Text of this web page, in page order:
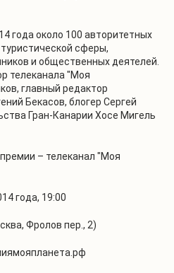
года около 100 авторитетных
сферы,
и общественных деятелей.
телеканала "Моя
главный редактор
Бекасов, блогер Сергей
Гран-Канарии Хосе Мигель
– телеканал "Моя
года, 19:00
Фролов пер., 2)